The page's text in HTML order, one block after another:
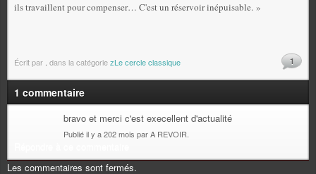
ils travaillent pour compenser… C'est un réservoir inépuisable. »
Écrit par dans la catégoriezLe cercle classique 1
1 commentaire
bravo et merci c'est execellent d'actualité
Publié il y a 202 mois par A REVOIR.
Les commentaires sont fermés.